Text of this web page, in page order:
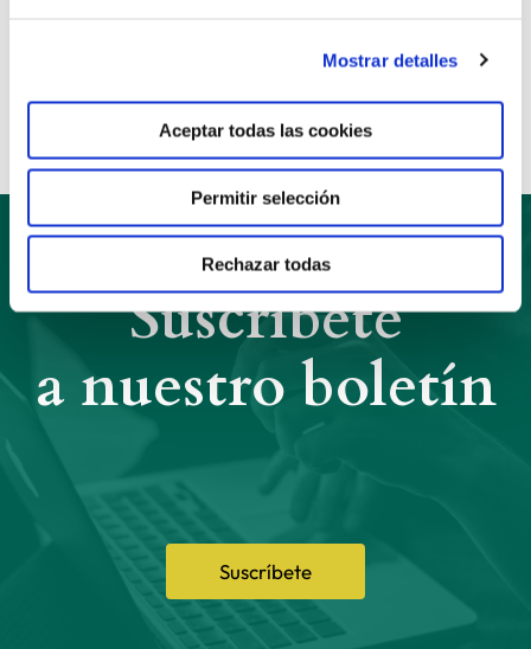
Mostrar detalles
Aceptar todas las cookies
Permitir selección
Rechazar todas
Suscríbete
Suscríbete
a nuestro boletín